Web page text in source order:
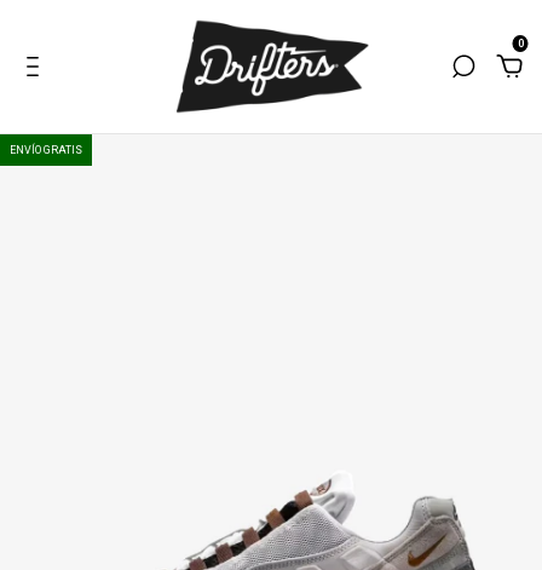
0
ENVÍO GRATIS